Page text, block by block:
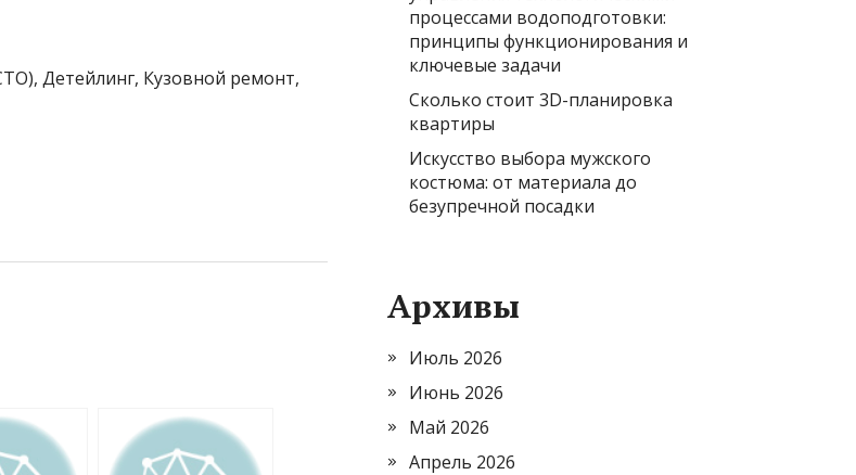
Детейлинг, Кузовной ремонт,
процессами водоподготовки:
принципы функционирования и
ключевые задачи
Сколько стоит 3D-планировка
квартиры
Искусство выбора мужского
костюма: от материала до
безупречной посадки
Архивы
Июль 2026
Июнь 2026
Май 2026
Апрель 2026